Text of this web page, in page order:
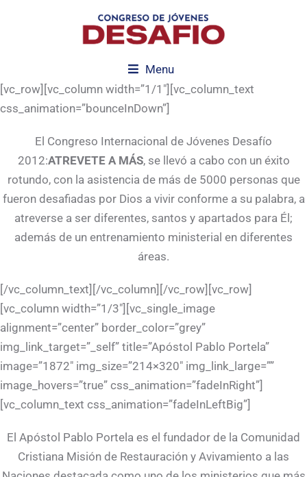
Menu
[vc_row][vc_column width=”1/1″][vc_column_text
css_animation=”bounceInDown”]
El Congreso Internacional de Jóvenes Desafío
2012:ATREVETE A MÁS, se llevó a cabo con un éxito
rotundo, con la asistencia de más de 5000 personas que
fueron desafiadas por Dios a vivir conforme a su palabra, a
atreverse a ser diferentes, santos y apartados para Él;
además de un entrenamiento ministerial en diferentes
áreas.
[/vc_column_text][/vc_column][/vc_row][vc_row]
[vc_column width=”1/3″][vc_single_image
alignment=”center” border_color=”grey”
img_link_target=”_self” title=”Apóstol Pablo Portela”
image=”1872″ img_size=”214×320″ img_link_large=””
image_hovers=”true” css_animation=”fadeInRight”]
[vc_column_text css_animation=”fadeInLeftBig”]
El Apóstol Pablo Portela es el fundador de la Comunidad
Cristiana Misión de Restauración y Avivamiento a las